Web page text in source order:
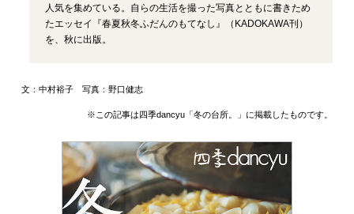
人気を集めている。自らの生活を撮った写真とともに書きため
たエッセイ『春夏秋冬ふだんのもてなし』（KADOKAWA刊）
を、秋に出版。
文：中村裕子 写真：野口健志
※この記事は四季dancyu「冬の台所。」に掲載したものです。